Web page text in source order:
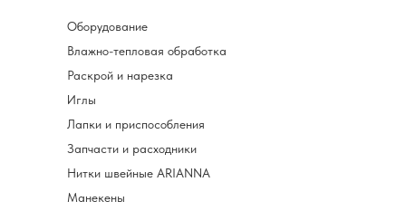
Оборудование
Лапки и приспособления
Раскрой и нарезка
Нитки швейные ARIANNA
Влажно-тепловая обработка
Запчасти и расходники
Иглы
Манекены